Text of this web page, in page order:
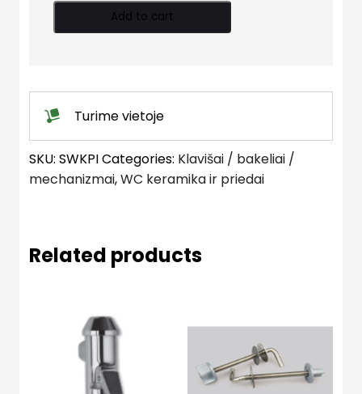
prileidimo
+
quantity
Add to cart
Turime vietoje
SKU: SWKPICategories: Klavišai / bakeliai /
mechanizmai,WC keramika ir priedai
Related products